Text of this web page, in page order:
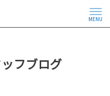
MENU
フブログ